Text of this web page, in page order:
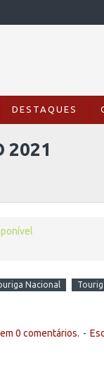
DESTAQUES
2021
Nacional
0 comentários. -